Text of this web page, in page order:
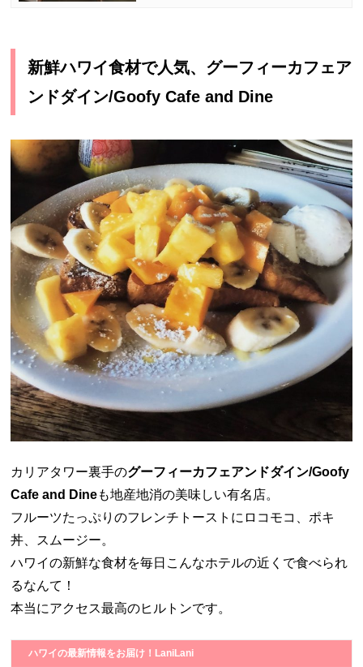
新鮮ハワイ食材で人気、グーフィーカフェア
ンドダイン/Goofy Cafe and Dine
カリアタワー裏手のグーフィーカフェアンドダイン/Goofy
Cafe and Dineも地産地消の美味しい有名店。
フルーツたっぷりのフレンチトーストにロコモコ、ポキ
丼、スムージー。
ハワイの新鮮な食材を毎日こんなホテルの近くで食べられ
るなんて！
本当にアクセス最高のヒルトンです。
ハワイの最新情報をお届け！LaniLani